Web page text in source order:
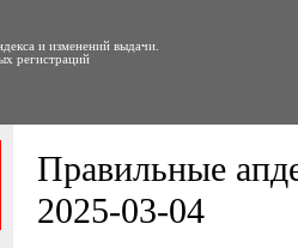
и изменений выдачи.
регистраций
Правильные
2025-03-04